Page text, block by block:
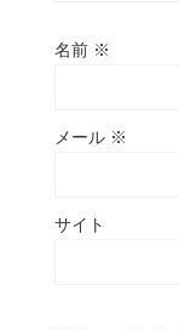
名前 ※
メール ※
サイト